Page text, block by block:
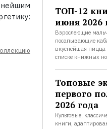
ТОП-12
июня 2026
Взрослеющие
посапывающие
вкуснейшая пицца
списке книжных
Топовые
первого
2026 года
Культовые,
книги,